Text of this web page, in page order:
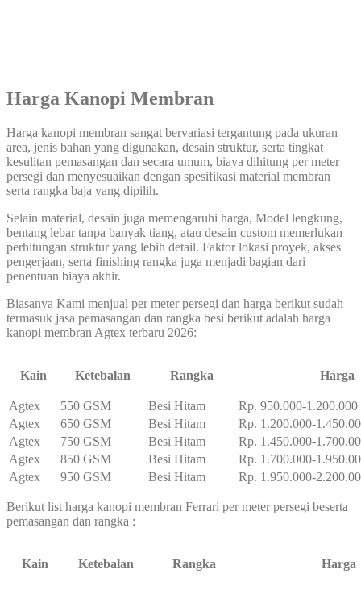
Harga Kanopi Membran
Harga kanopi membran sangat bervariasi tergantung pada ukuran
area, jenis bahan yang digunakan, desain struktur, serta tingkat
kesulitan pemasangan dan secara umum, biaya dihitung per meter
persegi dan menyesuaikan dengan spesifikasi material membran
serta rangka baja yang dipilih.
Selain material, desain juga memengaruhi harga, Model lengkung,
bentang lebar tanpa banyak tiang, atau desain custom memerlukan
perhitungan struktur yang lebih detail. Faktor lokasi proyek, akses
pengerjaan, serta finishing rangka juga menjadi bagian dari
penentuan biaya akhir.
Biasanya Kami menjual per meter persegi dan harga berikut sudah
termasuk jasa pemasangan dan rangka besi berikut adalah harga
kanopi membran Agtex terbaru 2026:
Kain Ketebalan Rangka Harga
Agtex 550 GSM Besi Hitam
Rp. 950.000-1.200.000
Agtex
650 GSM Besi Hitam
Rp. 1.200.000-
Agtex
750 GSM Besi Hitam
Rp. 1.450.000-
Agtex
850 GSM Besi Hitam
Rp. 1.700.000-
Agtex
950 GSM Besi Hitam Rp. 1.950.000-
Berikut list harga kanopi membran Ferrari per meter persegi beserta
pemasangan dan rangka :
Kain Ketebalan Rangka Harga